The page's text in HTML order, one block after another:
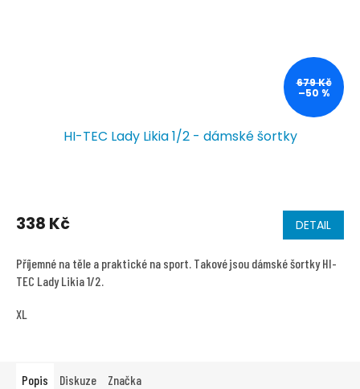
679 Kč
–50 %
HI-TEC Lady Likia 1/2 - dámské šortky
338 Kč DETAIL
Příjemné na těle a praktické na sport. Takové jsou dámské šortky HI-
TEC Lady Likia 1/2.
XL
Popis Diskuze Značka